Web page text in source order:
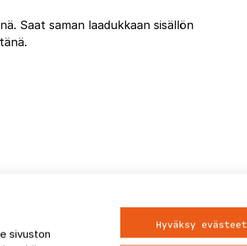
Saat saman laadukkaan sisällön
sivuston
Hyväksy evästeet